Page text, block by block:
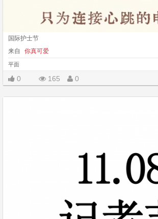
国际护士节
来自
你真可爱
平面
0 165 0